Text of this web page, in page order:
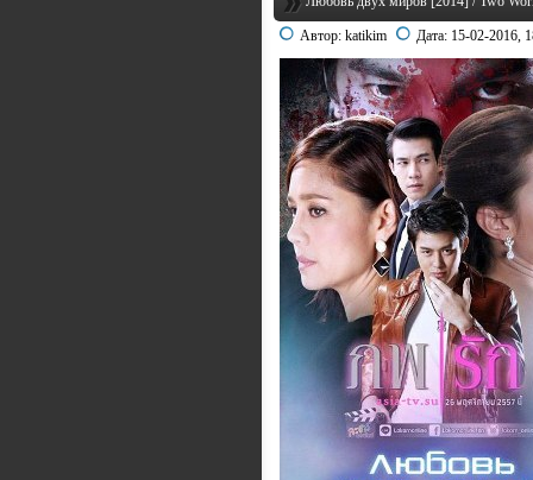
Автор: katikim Дата: 15-02-2016,